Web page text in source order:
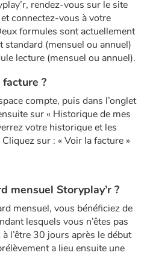
reines et dragons
rendez-vous sur le site
et connectez-vous à votre
formules sont actuellement
standard (mensuel ou annuel)
lecture (mensuel ou annuel).
?
compte, puis dans l’onglet
sur « Historique de mes
votre historique et les
sur : « Voir la facture »
mensuel Storyplay’r ?
mensuel, vous bénéficiez de
lesquels vous n’êtes pas
l’être 30 jours après le début
a lieu ensuite une